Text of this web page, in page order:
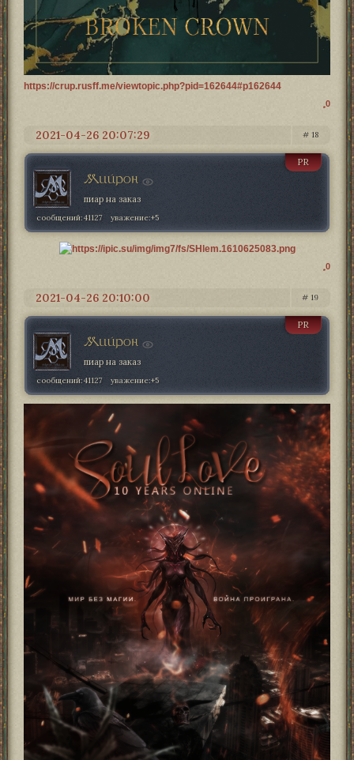
https://crup.rusff.me/viewtopic.php?pid=162644#p162644
0
18
2021-04-26 20:07:29
Мийрон
PR
пиар на заказ
сообщений:41127 уважение:+5
0
19
2021-04-26 20:10:00
Мийрон
PR
пиар на заказ
сообщений:41127 уважение:+5